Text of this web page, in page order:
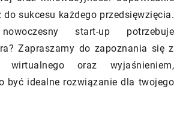
sukcesu każdego przedsięwzięcia.
start-up potrzebuje
Zapraszamy do zapoznania się z
oraz wyjaśnieniem,
być idealne rozwiązanie dla twojego